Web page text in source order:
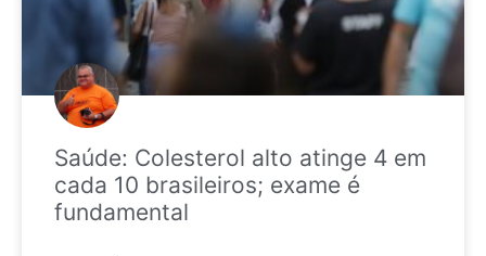
Saúde: Colesterol alto atinge 4 em
cada 10 brasileiros; exame é
fundamental